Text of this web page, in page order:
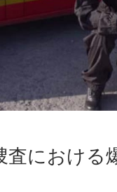
査における